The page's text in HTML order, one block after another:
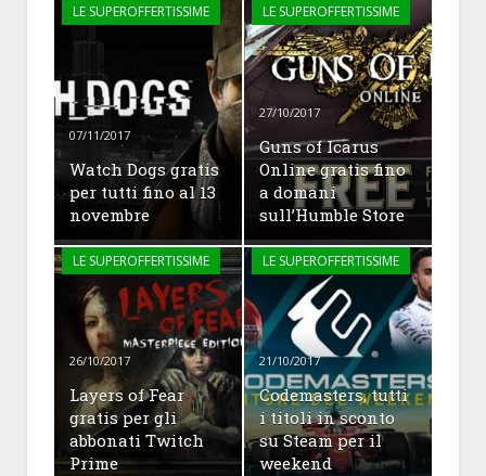
LE SUPEROFFERTISSIME
07/11/2017
Watch Dogs gratis
per tutti fino al 13
novembre
LE SUPEROFFERTISSIME
27/10/2017
Guns of Icarus
Online gratis fino
a domani
sull’Humble Store
LE SUPEROFFERTISSIME
26/10/2017
Layers of Fear
gratis per gli
abbonati Twitch
Prime
LE SUPEROFFERTISSIME
21/10/2017
Codemasters, tutti
i titoli in sconto
su Steam per il
weekend